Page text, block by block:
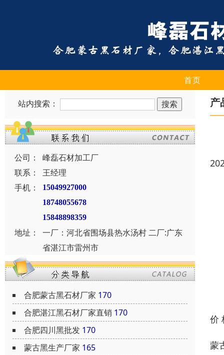
首页
站内搜索：
公司：
峰磊石材加工厂
联系：
王经理
手机：
15049927000
18748055678
15848898359
地址：
一厂：河北省围场县热水汤村 二厂:广东
省湛江市雷州市
合肥蒙古黑石材厂家 170
合肥湛江黑石材厂家直销 170
合肥四川黑批发 170
蒙古黑生产厂家 165
产
价
蒙